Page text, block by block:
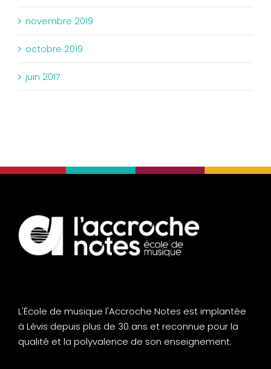
novembre 2019
octobre 2019
juin 2017
L'École de musique l'Accroche Notes est implantée
à Lévis depuis plus de 30 ans et reconnue pour la
qualité et la polyvalence de son enseignement.